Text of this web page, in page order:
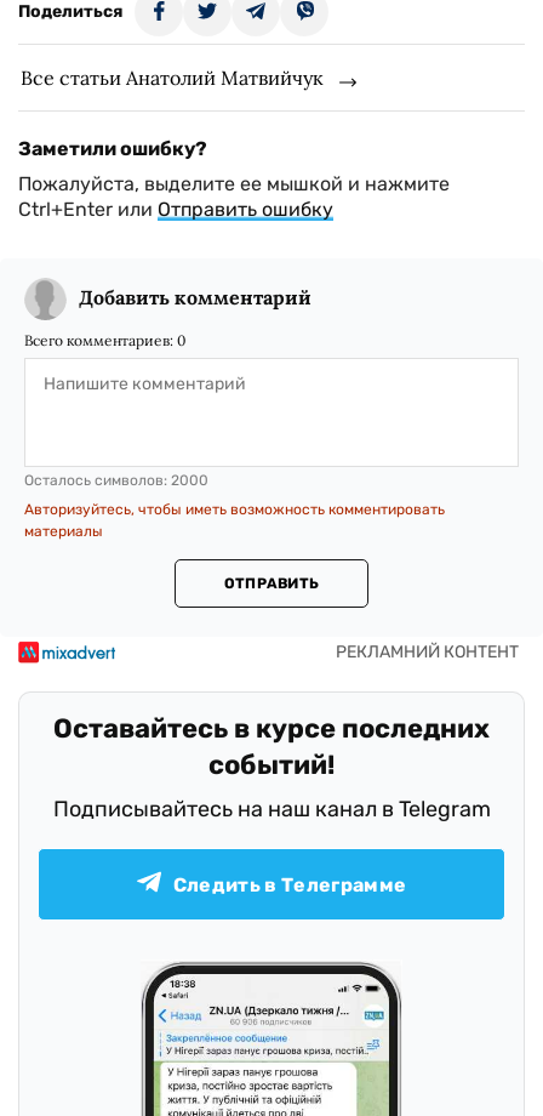
Поделиться
Все статьи Анатолий Матвийчук
Заметили ошибку?
Пожалуйста, выделите ее мышкой и нажмите
Ctrl+Enter или Отправить ошибку
Добавить комментарий
Всего комментариев: 0
Осталось символов: 2000
Авторизуйтесь, чтобы иметь возможность комментировать
материалы
ОТПРАВИТЬ
Оставайтесь в курсе последних
событий!
Подписывайтесь на наш канал в Telegram
Следить в Телеграмме